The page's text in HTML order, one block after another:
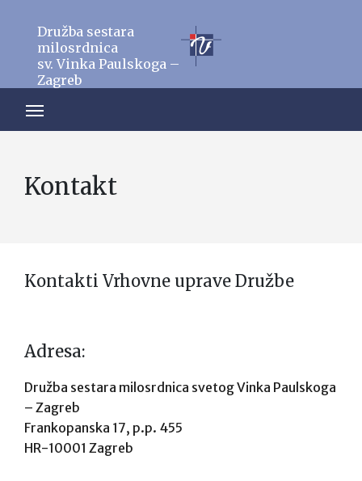
Družba sestara
milosrdnica
sv. Vinka Paulskoga –
Zagreb
Kontakt
Kontakti Vrhovne uprave Družbe
Adresa:
Družba sestara milosrdnica svetog Vinka Paulskoga
– Zagreb
Frankopanska 17, p.p. 455
HR-10001 Zagreb